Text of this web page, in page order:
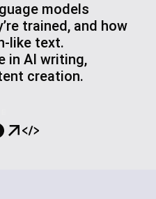
models
trained, and how
like text.
in AI writing,
creation.